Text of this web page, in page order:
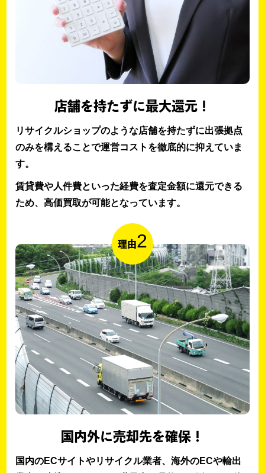
店舗を持たずに最大還元！
リサイクルショップのような店舗を持たずに出張拠点
のみを構えることで運営コストを徹底的に抑えていま
す。
賃貸費や人件費といった経費を査定金額に還元できる
ため、高価買取が可能となっています。
理由2
国内外に売却先を確保！
国内のECサイトやリサイクル業者、海外のECや輸出